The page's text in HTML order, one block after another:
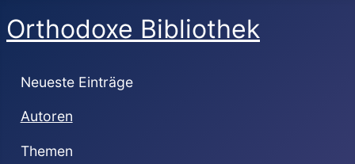
Orthodoxe Bibliothek
Neueste Einträge
Autoren
Themen